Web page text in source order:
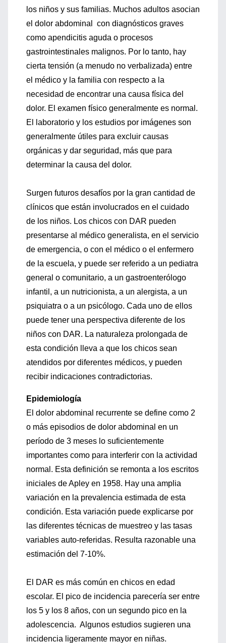
los niños y sus familias. Muchos adultos asocian
el dolor abdominal con diagnósticos graves
como apendicitis aguda o procesos
gastrointestinales malignos. Por lo tanto, hay
cierta tensión (a menudo no verbalizada) entre
el médico y la familia con respecto a la
necesidad de encontrar una causa física del
dolor. El examen físico generalmente es normal.
El laboratorio y los estudios por imágenes son
generalmente útiles para excluir causas
orgánicas y dar seguridad, más que para
determinar la causa del dolor.
Surgen futuros desafíos por la gran cantidad de
clínicos que están involucrados en el cuidado
de los niños. Los chicos con DAR pueden
presentarse al médico generalista, en el servicio
de emergencia, o con el médico o el enfermero
de la escuela, y puede ser referido a un pediatra
general o comunitario, a un gastroenterólogo
infantil, a un nutricionista, a un alergista, a un
psiquiatra o a un psicólogo. Cada uno de ellos
puede tener una perspectiva diferente de los
niños con DAR. La naturaleza prolongada de
esta condición lleva a que los chicos sean
atendidos por diferentes médicos, y pueden
recibir indicaciones contradictorias.
Epidemiología
El dolor abdominal recurrente se define como 2
o más episodios de dolor abdominal en un
período de 3 meses lo suficientemente
importantes como para interferir con la actividad
normal. Esta definición se remonta a los escritos
iniciales de Apley en 1958. Hay una amplia
variación en la prevalencia estimada de esta
condición. Esta variación puede explicarse por
las diferentes técnicas de muestreo y las tasas
variables auto-referidas. Resulta razonable una
estimación del 7-10%.
El DAR es más común en chicos en edad
escolar. El pico de incidencia parecería ser entre
los 5 y los 8 años, con un segundo pico en la
adolescencia. Algunos estudios sugieren una
incidencia ligeramente mayor en niñas.